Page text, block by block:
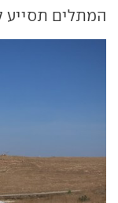
המתלים תסייע